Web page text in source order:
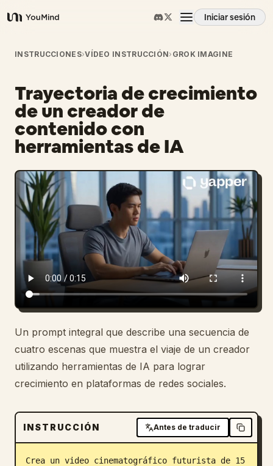
YouMind
Iniciar sesión
Resumen
Casos de uso
Habilidades
Prompts
Precios
Descargar
Blog
Actualizaciones
INSTRUCCIONES›VÍDEO INSTRUCCIÓN› GROK IMAGINE
Trayectoria de crecimiento
de un creador de
contenido con
herramientas de IA
Un prompt integral que describe una secuencia de
cuatro escenas que muestra el viaje de un creador
utilizando herramientas de IA para lograr
crecimiento en plataformas de redes sociales.
INSTRUCCIÓN Antes de traducir
Crea un video cinematográfico futurista de 15